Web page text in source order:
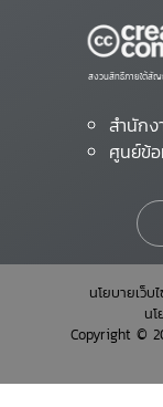
สงวนสิทธิ์ภายใต้สั
สำนัก
ศูนย์ข้อ
นโยบายเว็บ
น
Copyright ©